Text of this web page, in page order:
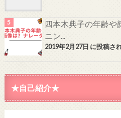
四本木典子の年齢や
ニン...
2019年2月27日 に投稿さ
★自己紹介★